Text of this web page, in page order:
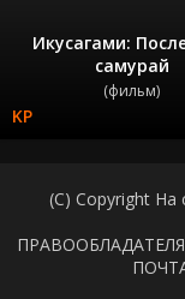
Икусагами:
самурай
(фильм)
(C) Copyright На